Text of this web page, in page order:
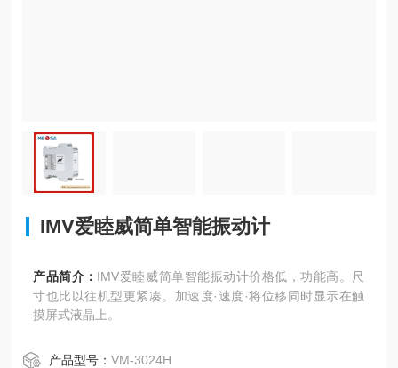
IMV爱睦威简单智能振动计
产品简介： IMV爱睦威简单智能振动计价格低，功能高。尺
寸也比以往机型更紧凑。加速度·速度·将位移同时显示在触
摸屏式液晶上。
产品型号：VM-3024H